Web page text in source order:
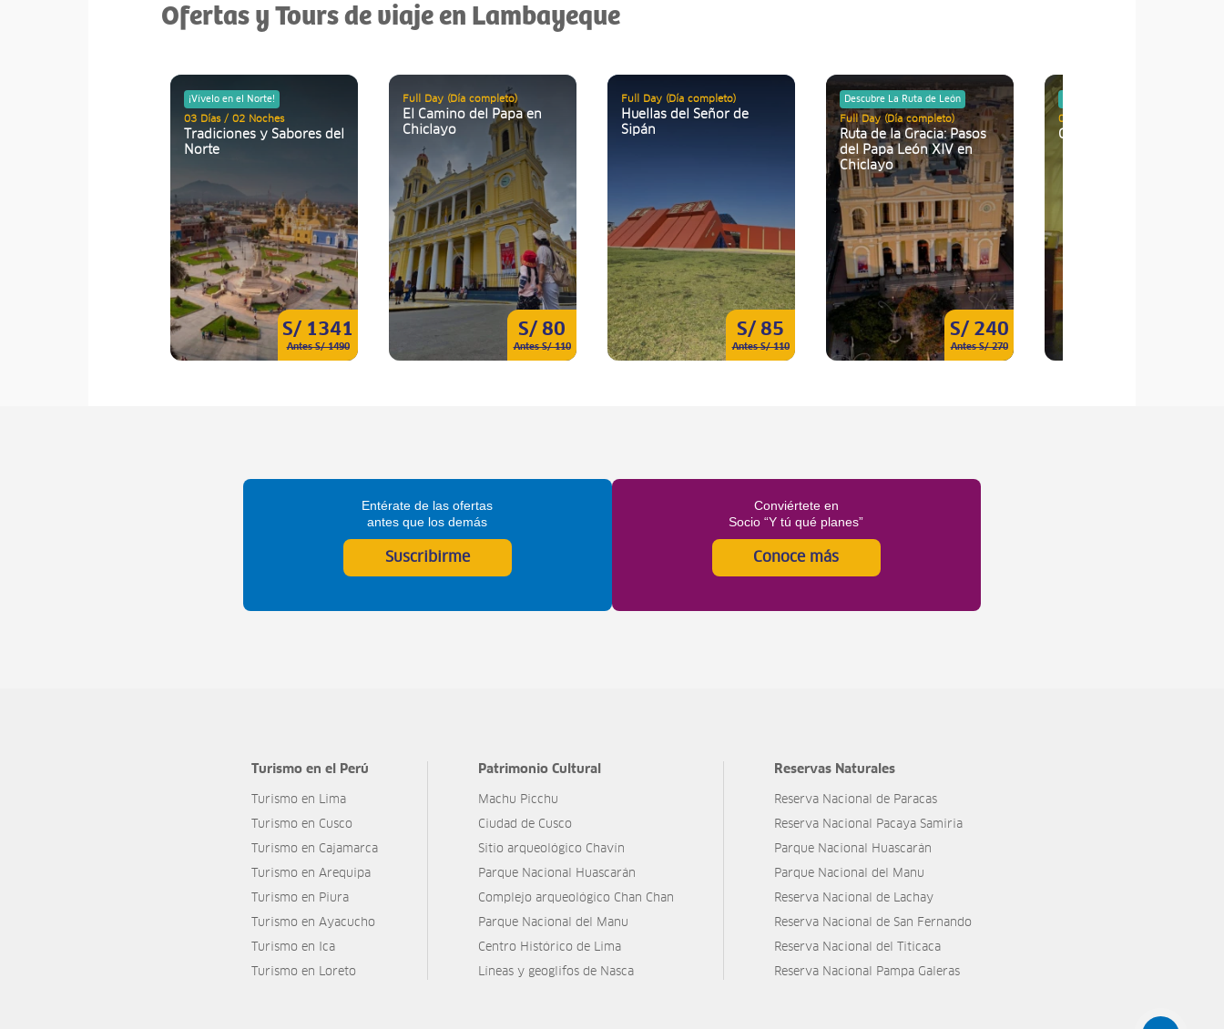
Ofertas y Tours de viaje en Lambayeque
S/ 1341
Antes S/ 1490
¡Vívelo en el Norte!
03 Días / 02 Noches
Tradiciones y Sabores del
Norte
S/ 80
Antes S/ 110
Full Day (Día completo)
El Camino del Papa en
Chiclayo
S/ 85
Antes S/ 110
Full Day (Día completo)
Huellas del Señor de
Sipán
S/ 240
Antes S/ 270
Descubre La Ruta de León
Full Day (Día completo)
Ruta de la Gracia: Pasos
del Papa León XIV en
Chiclayo
03 Días / 02 Noches
Camino Papal
Entérate de las ofertas
antes que los demás
Suscribirme
Conviértete en
Socio “Y tú qué planes”
Conoce más
Turismo en el Perú
Turismo en Lima
Turismo en Cusco
Turismo en Cajamarca
Turismo en Arequipa
Turismo en Piura
Turismo en Ayacucho
Turismo en Ica
Turismo en Loreto
Patrimonio Cultural
Machu Picchu
Ciudad de Cusco
Sitio arqueológico Chavín
Parque Nacional Huascarán
Complejo arqueológico Chan Chan
Parque Nacional del Manu
Centro Histórico de Lima
Líneas y geoglifos de Nasca
Reservas Naturales
Reserva Nacional de Paracas
Reserva Nacional Pacaya Samiria
Parque Nacional Huascarán
Parque Nacional del Manu
Reserva Nacional de Lachay
Reserva Nacional de San Fernando
Reserva Nacional del Titicaca
Reserva Nacional Pampa Galeras